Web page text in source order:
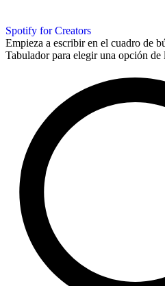
Spotify for Creators
Empieza a escribir en el cuadro de
Tabulador para elegir una opción de